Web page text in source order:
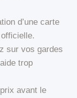
d’une carte
sur vos gardes
trop
avant le